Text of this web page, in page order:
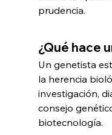
prudencia.
¿Qué hace
Un genetista
la herencia
investigación,
consejo
biotecnología.